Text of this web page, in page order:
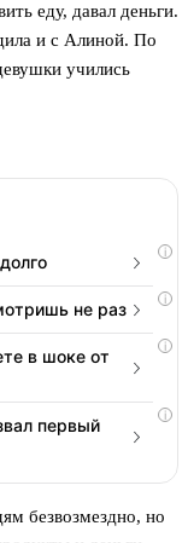
еду, давал деньги.
и с Алиной. По
учились
i
i
не раз
i
в шоке от
i
первый
безвозмездно, но